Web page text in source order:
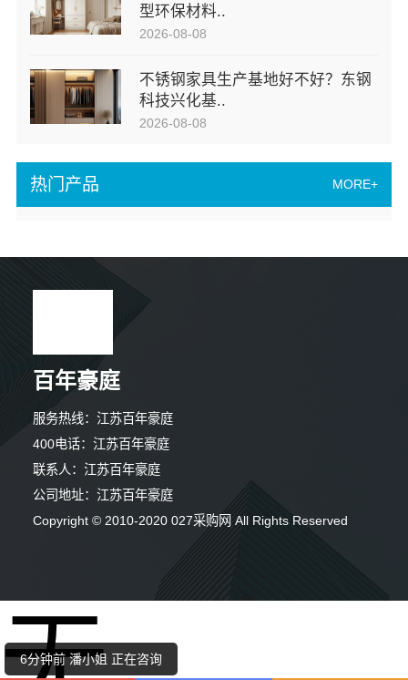
热门产品 MORE+
型环保材料..
2026-08-08
不锈钢家具生产基地好不好？东钢
科技兴化基..
2026-08-08
百年豪庭
服务热线：江苏百年豪庭
400电话：江苏百年豪庭
联系人：江苏百年豪庭
公司地址：江苏百年豪庭
Copyright © 2010-2020 027采购网 All Rights Reserved
9分钟前 钟小姐 正在咨询
6分钟前 潘小姐 正在咨询